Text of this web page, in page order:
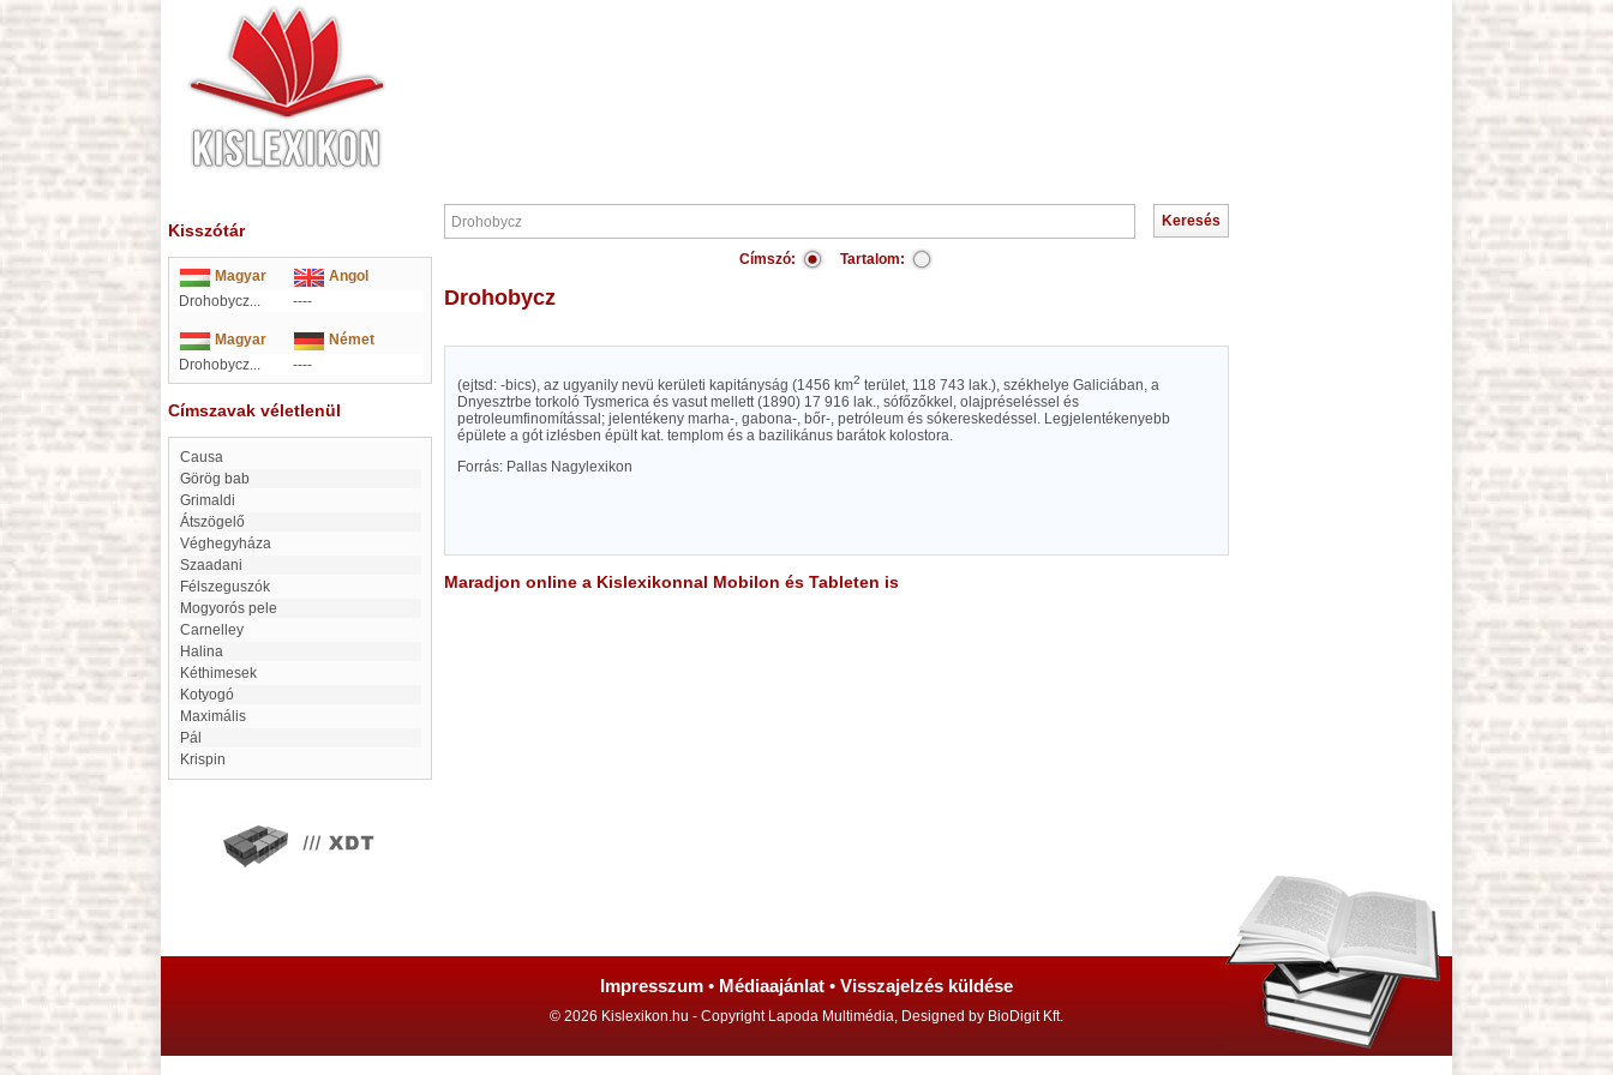
Kisszótár
Magyar
Angol
Drohobycz...
----
Magyar
Német
Drohobycz...
----
Címszavak véletlenül
Causa
Görög bab
Grimaldi
Átszögelő
Véghegyháza
Szaadani
Félszeguszók
Mogyorós pele
Carnelley
Halina
Kéthimesek
Kotyogó
maximális
Pál
Krispin
Címszó: Tartalom:
Drohobycz
(ejtsd: -bics), az ugyanily nevü kerületi kapitányság (1456 km2 terület, 118 743 lak.), székhelye Galiciában, a
Dnyesztrbe torkoló Tysmerica és vasut mellett (1890) 17 916 lak., sófőzőkkel, olajpréseléssel és
petroleumfinomítással; jelentékeny marha-, gabona-, bőr-, petróleum és sókereskedéssel. Legjelentékenyebb
épülete a gót izlésben épült kat. templom és a bazilikánus barátok kolostora.
Forrás: Pallas Nagylexikon
Maradjon online a Kislexikonnal Mobilon és Tableten is
Impresszum • Médiaajánlat • Visszajelzés küldése
© 2026 Kislexikon.hu - Copyright Lapoda Multimédia, Designed by BioDigit Kft.